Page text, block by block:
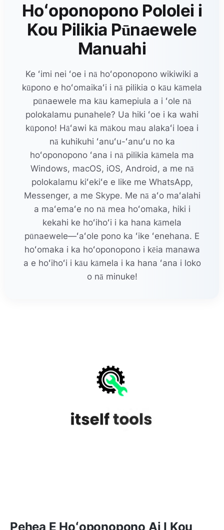
Hoʻoponopono Pololei i
Kou Pilikia Pūnaewele
Manuahi
Ke ʻimi nei ʻoe i nā hoʻoponopono wikiwiki a
kūpono e hoʻomaikaʻi i nā pilikia o kāu kāmela
pūnaewele ma kāu kamepiula a i ʻole nā
polokalamu punahele? Ua hiki ʻoe i ka wahi
kūpono! Hāʻawi kā mākou mau alakaʻi loea i
nā kuhikuhi ʻanuʻu-ʻanuʻu no ka
hoʻoponopono ʻana i nā pilikia kāmela ma
Windows, macOS, iOS, Android, a me nā
polokalamu kiʻekiʻe e like me WhatsApp,
Messenger, a me Skype. Me nā aʻo maʻalahi
a maʻemaʻe no nā mea hoʻomaka, hiki i
kekahi ke hoʻihoʻi i ka hana kāmela
pūnaewele—ʻaʻole pono ka ʻike ʻenehana. E
hoʻomaka i ka hoʻoponopono i kēia manawa
a e hoʻihoʻi i kāu kāmela i ka hana ʻana i loko
o nā minuke!
Pehea E Hoʻoponopono Ai I Kou